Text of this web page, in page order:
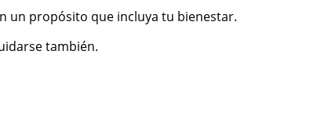
un propósito que incluya tu bienestar.
también.